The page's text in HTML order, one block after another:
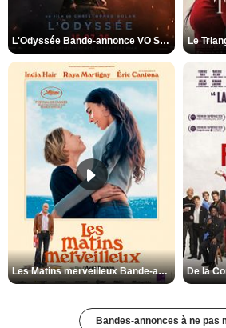
L'Odyssée Bande-annonce VO STFR Le
Les Matins merveilleux Bande-annonce VF
Bandes-annonces à ne pas